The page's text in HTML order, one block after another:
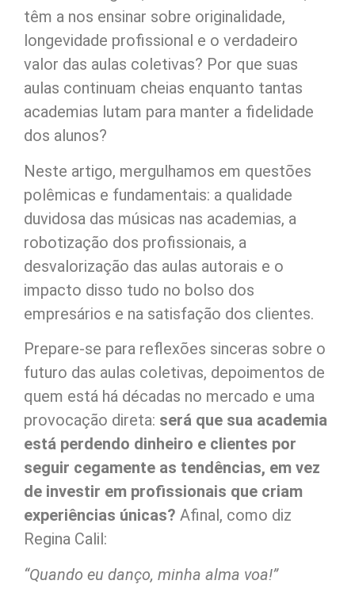
têm a nos ensinar sobre originalidade,
longevidade profissional e o verdadeiro
valor das aulas coletivas? Por que suas
aulas continuam cheias enquanto tantas
academias lutam para manter a fidelidade
dos alunos?
Neste artigo, mergulhamos em questões
polêmicas e fundamentais: a qualidade
duvidosa das músicas nas academias, a
robotização dos profissionais, a
desvalorização das aulas autorais e o
impacto disso tudo no bolso dos
empresários e na satisfação dos clientes.
Prepare-se para reflexões sinceras sobre o
futuro das aulas coletivas, depoimentos de
quem está há décadas no mercado e uma
provocação direta: será que sua academia
está perdendo dinheiro e clientes por
seguir cegamente as tendências, em vez
de investir em profissionais que criam
experiências únicas? Afinal, como diz
Regina Calil:
“Quando eu danço, minha alma voa!”